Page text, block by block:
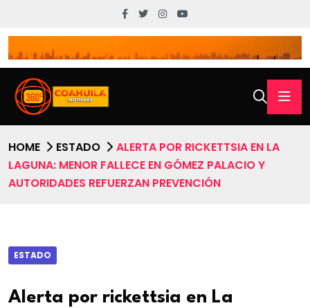
HOME ESTADO
ALERTA POR RICKETTSIA EN LA
LAGUNA: MENOR FALLECE EN GÓMEZ PALACIO Y
AUTORIDADES REFUERZAN PREVENCIÓN
ESTADO
Alerta por rickettsia en La